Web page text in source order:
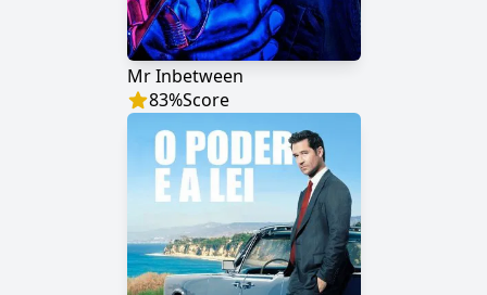
Mr Inbetween
83%Score